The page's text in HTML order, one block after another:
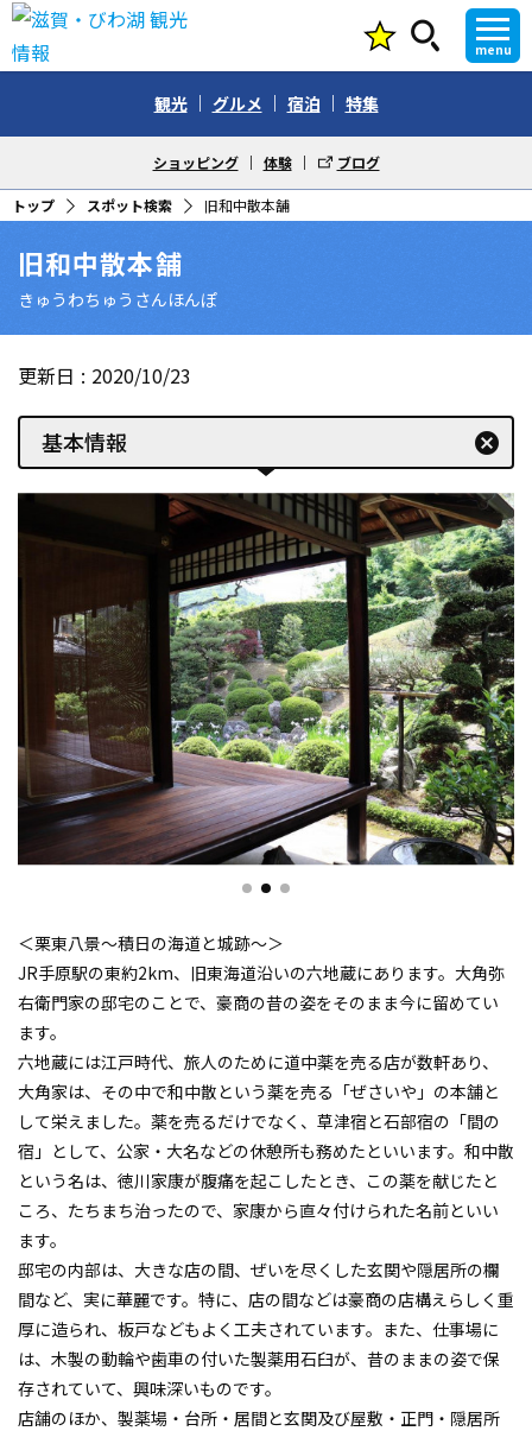
menu
観光 グルメ 宿泊 特集
ショッピング 体験 ブログ
トップ スポット検索 旧和中散本舗
旧和中散本舗
きゅうわちゅうさんほんぽ
更新日 2020/10/23
基本情報 cancel
＜栗東八景〜積日の海道と城跡〜＞
JR手原駅の東約2km、旧東海道沿いの六地蔵にあります。大角弥
右衛門家の邸宅のことで、豪商の昔の姿をそのまま今に留めてい
ます。
六地蔵には江戸時代、旅人のために道中薬を売る店が数軒あり、
大角家は、その中で和中散という薬を売る「ぜさいや」の本舗と
して栄えました。薬を売るだけでなく、草津宿と石部宿の「間の
宿」として、公家・大名などの休憩所も務めたといいます。和中散
という名は、徳川家康が腹痛を起こしたとき、この薬を献じたと
ころ、たちまち治ったので、家康から直々付けられた名前といい
ます。
邸宅の内部は、大きな店の間、ぜいを尽くした玄関や隠居所の欄
間など、実に華麗です。特に、店の間などは豪商の店構えらしく重
厚に造られ、板戸などもよく工夫されています。また、仕事場に
は、木製の動輪や歯車の付いた製薬用石臼が、昔のままの姿で保
存されていて、興味深いものです。
店舗のほか、製薬場・台所・居間と玄関及び屋敷・正門・隠居所